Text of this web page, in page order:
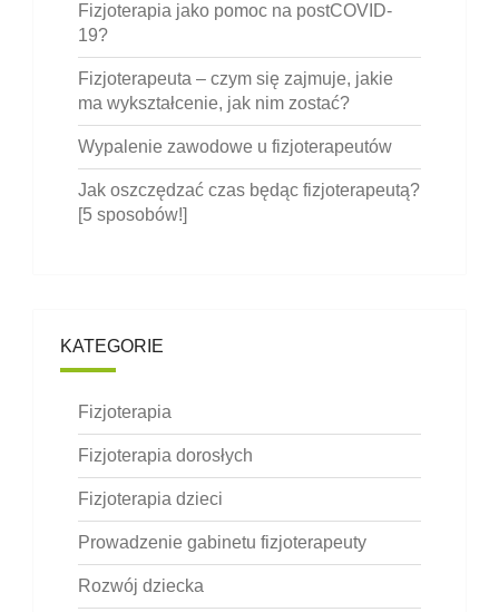
Fizjoterapia jako pomoc na postCOVID-
19?
Fizjoterapeuta – czym się zajmuje, jakie
ma wykształcenie, jak nim zostać?
Wypalenie zawodowe u fizjoterapeutów
Jak oszczędzać czas będąc fizjoterapeutą?
[5 sposobów!]
KATEGORIE
Fizjoterapia
Fizjoterapia dorosłych
Fizjoterapia dzieci
Prowadzenie gabinetu fizjoterapeuty
Rozwój dziecka